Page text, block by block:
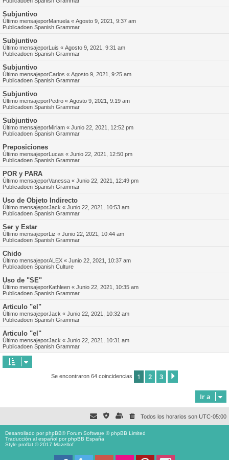
Subjuntivo
Último mensajeporManuela « Agosto 9, 2021, 9:37 am
Publicadoen Spanish Grammar
Subjuntivo
Último mensajeporLuis « Agosto 9, 2021, 9:31 am
Publicadoen Spanish Grammar
Subjuntivo
Último mensajeporCarlos « Agosto 9, 2021, 9:25 am
Publicadoen Spanish Grammar
Subjuntivo
Último mensajeporPedro « Agosto 9, 2021, 9:19 am
Publicadoen Spanish Grammar
Subjuntivo
Último mensajeporMiriam « Junio 22, 2021, 12:52 pm
Publicadoen Spanish Grammar
Preposiciones
Último mensajeporLucas « Junio 22, 2021, 12:50 pm
Publicadoen Spanish Grammar
POR y PARA
Último mensajeporVanessa « Junio 22, 2021, 12:49 pm
Publicadoen Spanish Grammar
Uso de Objeto Indirecto
Último mensajeporJack « Junio 22, 2021, 10:53 am
Publicadoen Spanish Grammar
Ser y Estar
Último mensajeporLiz « Junio 22, 2021, 10:44 am
Publicadoen Spanish Grammar
Chido
Último mensajeporALEX « Junio 22, 2021, 10:37 am
Publicadoen Spanish Culture
Uso de "SE"
Último mensajeporKathleen « Junio 22, 2021, 10:35 am
Publicadoen Spanish Grammar
Articulo "el"
Último mensajeporJack « Junio 22, 2021, 10:32 am
Publicadoen Spanish Grammar
Articulo "el"
Último mensajeporJack « Junio 22, 2021, 10:31 am
Publicadoen Spanish Grammar
Se encontraron 64 coincidencias 1 2 3
Ir a
Todos los horarios son UTC-05:00
Desarrollado porphpBB® Forum Software © phpBB Limited
Traducción al español porphpBB España
Style proflat © 2017 Mazeltof